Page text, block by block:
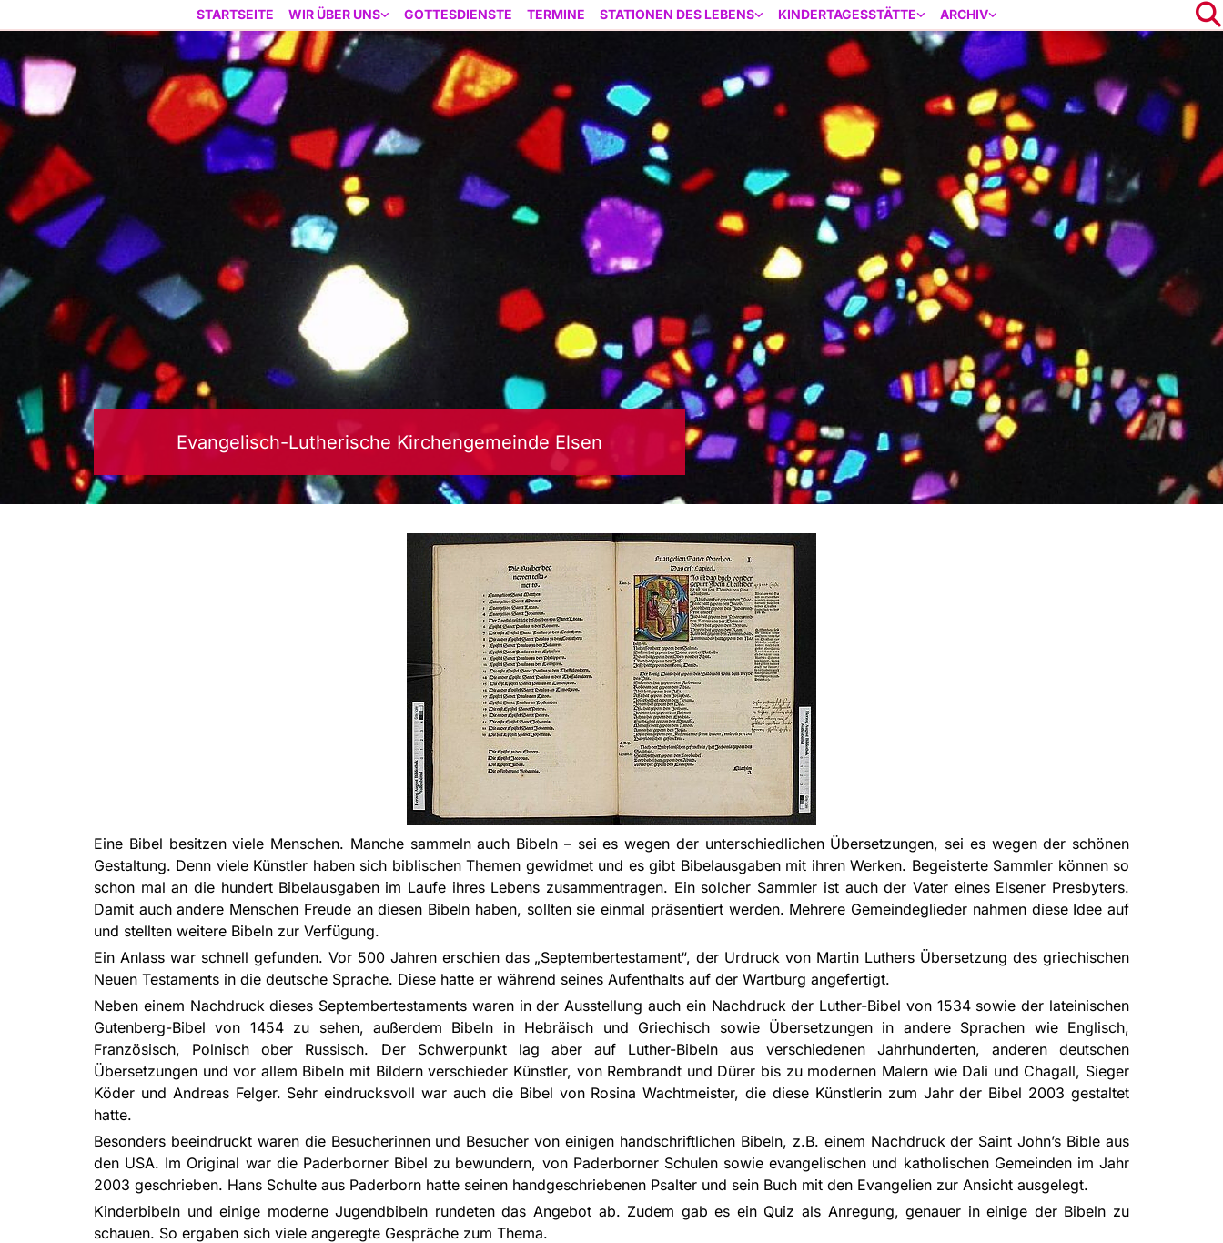
STARTSEITE WIR ÜBER UNS GOTTESDIENSTE TERMINE STATIONEN DES LEBENS KINDERTAGESSTÄTTE ARCHIV
Evangelisch-Lutherische Kirchengemeinde Elsen
Eine Bibel besitzen viele Menschen. Manche sammeln auch Bibeln – sei es wegen der unterschiedlichen Übersetzungen, sei es wegen der schönen
Gestaltung. Denn viele Künstler haben sich biblischen Themen gewidmet und es gibt Bibelausgaben mit ihren Werken. Begeisterte Sammler können so
schon mal an die hundert Bibelausgaben im Laufe ihres Lebens zusammentragen. Ein solcher Sammler ist auch der Vater eines Elsener Presbyters.
Damit auch andere Menschen Freude an diesen Bibeln haben, sollten sie einmal präsentiert werden. Mehrere Gemeindeglieder nahmen diese Idee auf
und stellten weitere Bibeln zur Verfügung.
Ein Anlass war schnell gefunden. Vor 500 Jahren erschien das „Septembertestament“, der Urdruck von Martin Luthers Übersetzung des griechischen
Neuen Testaments in die deutsche Sprache. Diese hatte er während seines Aufenthalts auf der Wartburg angefertigt.
Neben einem Nachdruck dieses Septembertestaments waren in der Ausstellung auch ein Nachdruck der Luther-Bibel von 1534 sowie der lateinischen
Gutenberg-Bibel von 1454 zu sehen, außerdem Bibeln in Hebräisch und Griechisch sowie Übersetzungen in andere Sprachen wie Englisch,
Französisch, Polnisch ober Russisch. Der Schwerpunkt lag aber auf Luther-Bibeln aus verschiedenen Jahrhunderten, anderen deutschen
Übersetzungen und vor allem Bibeln mit Bildern verschieder Künstler, von Rembrandt und Dürer bis zu modernen Malern wie Dali und Chagall, Sieger
Köder und Andreas Felger. Sehr eindrucksvoll war auch die Bibel von Rosina Wachtmeister, die diese Künstlerin zum Jahr der Bibel 2003 gestaltet
hatte.
Besonders beeindruckt waren die Besucherinnen und Besucher von einigen handschriftlichen Bibeln, z.B. einem Nachdruck der Saint John’s Bible aus
den USA. Im Original war die Paderborner Bibel zu bewundern, von Paderborner Schulen sowie evangelischen und katholischen Gemeinden im Jahr
2003 geschrieben. Hans Schulte aus Paderborn hatte seinen handgeschriebenen Psalter und sein Buch mit den Evangelien zur Ansicht ausgelegt.
Kinderbibeln und einige moderne Jugendbibeln rundeten das Angebot ab. Zudem gab es ein Quiz als Anregung, genauer in einige der Bibeln zu
schauen. So ergaben sich viele angeregte Gespräche zum Thema.